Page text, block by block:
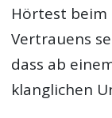
Hörtest beim
Vertrauens
dass ab
klanglichen